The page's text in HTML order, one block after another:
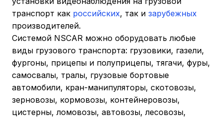
транспорт как российских, так и зарубежных
производителей.
Системой NSCAR можно оборудовать любые
виды грузового транспорта: грузовики, газели,
фургоны, прицепы и полуприцепы, тягачи, фуры,
самосвалы, тралы, грузовые бортовые
автомобили, кран-манипуляторы, скотовозы,
зерновозы, кормовозы, контейнеровозы,
цистерны, ломовозы, автовозы, лесовозы,